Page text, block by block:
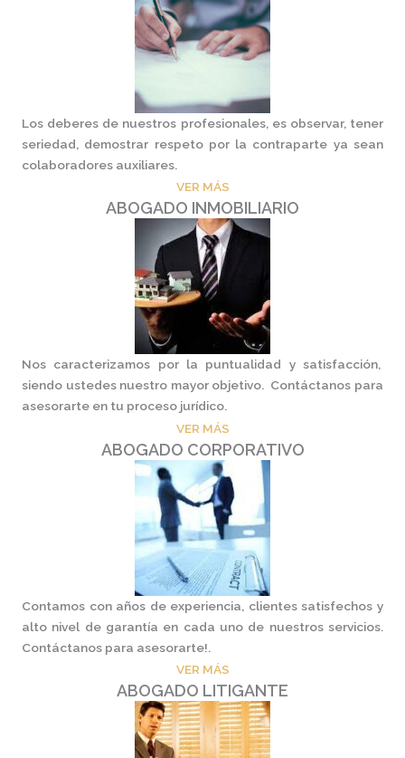
Los deberes de nuestros profesionales, es observar, tener
seriedad, demostrar respeto por la contraparte ya sean
colaboradores auxiliares.
VER MÁS
ABOGADO INMOBILIARIO
Nos caracterizamos por la puntualidad y satisfacción,
siendo ustedes nuestro mayor objetivo. Contáctanos para
asesorarte en tu proceso jurídico.
VER MÁS
ABOGADO CORPORATIVO
Contamos con años de experiencia, clientes satisfechos y
alto nivel de garantía en cada uno de nuestros servicios.
Contáctanos para asesorarte!.
VER MÁS
ABOGADO LITIGANTE